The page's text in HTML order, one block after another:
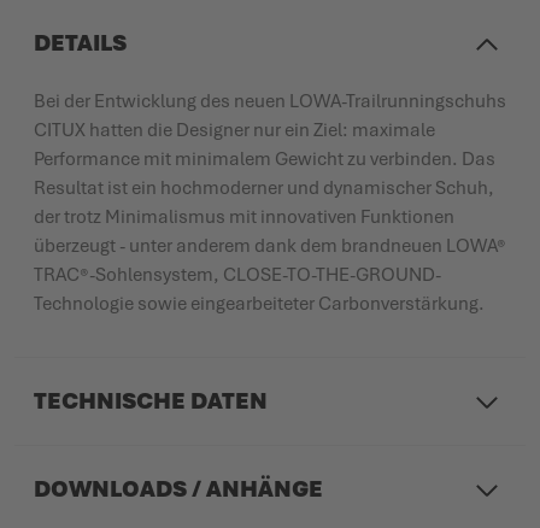
DETAILS
Bei der Entwicklung des neuen LOWA-Trailrunningschuhs
CITUX hatten die Designer nur ein Ziel: maximale
Performance mit minimalem Gewicht zu verbinden. Das
Resultat ist ein hochmoderner und dynamischer Schuh,
der trotz Minimalismus mit innovativen Funktionen
überzeugt - unter anderem dank dem brandneuen LOWA®
TRAC®-Sohlensystem, CLOSE-TO-THE-GROUND-
Technologie sowie eingearbeiteter Carbonverstärkung.
TECHNISCHE DATEN
DOWNLOADS / ANHÄNGE